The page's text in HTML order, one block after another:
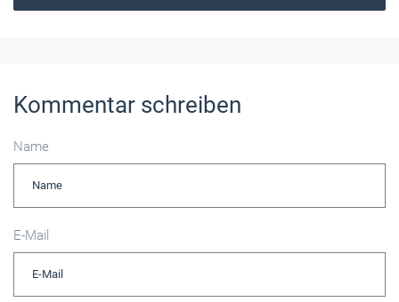
Kommentar schreiben
Name
E-Mail